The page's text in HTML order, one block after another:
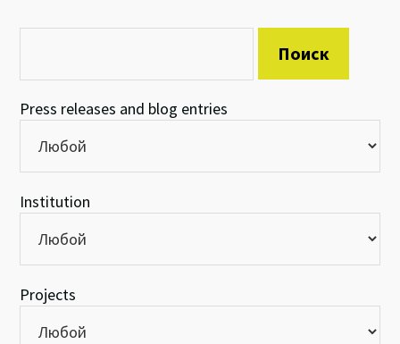
Press releases and blog entries
Institution
Projects